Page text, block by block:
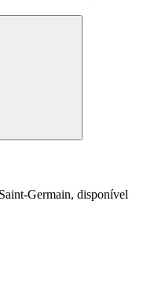
Germain, disponível